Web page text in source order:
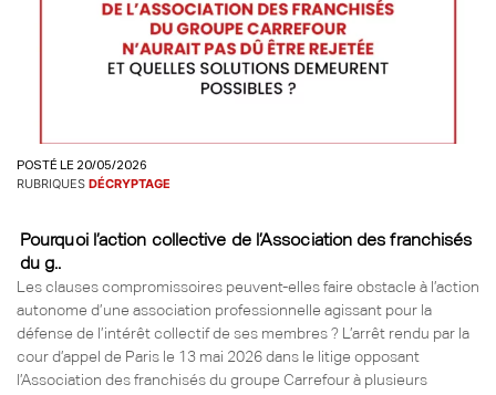
POSTÉ LE 20/05/2026
RUBRIQUES DÉCRYPTAGE
Pourquoi l’action collective de l’Association des franchisés
du g..
Les clauses compromissoires peuvent-elles faire obstacle à l’action
autonome d’une association professionnelle agissant pour la
défense de l’intérêt collectif de ses membres ? L’arrêt rendu par la
cour d’appel de Paris le 13 mai 2026 dans le litige opposant
l’Association des franchisés du groupe Carrefour à plusieurs